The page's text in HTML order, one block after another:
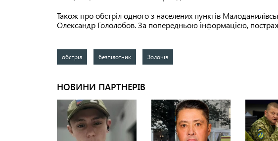
Також про обстріл одного з населених пунктів
Олександр Гололобов. За попередньою інформацією,
обстріл безпілотник Золочів